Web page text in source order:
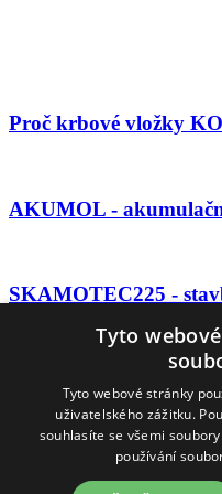
Proč krbové vložky
AKUMOL -
SKAMOTEC225 -
Ceníky Kobok 2019 -
Stavba krbů Kobok
Tyto
Tyto webové stránky
uživatelského zážitku.
souhlasíte se všemi
používání